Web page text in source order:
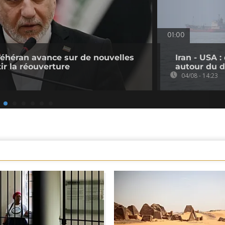
avance sur de nouvelles
la réouverture
01:00
Iran - USA
autour du
04/08 - 14:23